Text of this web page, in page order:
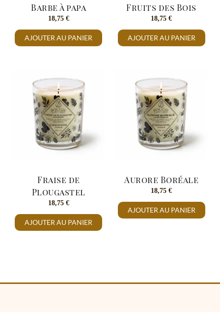
Barbe à papa
18,75 €
AJOUTER AU PANIER
Fruits des Bois
18,75€
AJOUTER AU PANIER
Fraise de
Plougastel
18,75 €
AJOUTER AU PANIER
Aurore Boréale
18,75€
AJOUTER AU PANIER